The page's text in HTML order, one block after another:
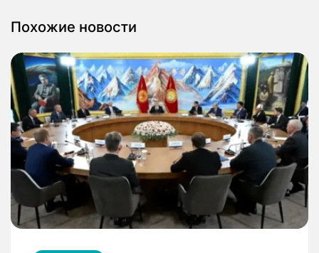
Похожие новости